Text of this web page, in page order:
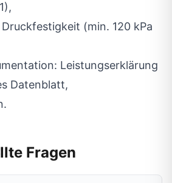
(min. 120 kPa
Leistungserklärung
Datenblatt,
Fragen